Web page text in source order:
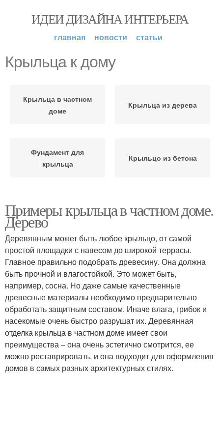
ИДЕИ ДИЗАЙНА ИНТЕРЬЕРА
главная новости статьи
Крыльца к дому
Крыльца в частном
доме
Крыльца из дерева
Фундамент для
крыльца
Крыльцо из бетона
Примеры крыльца в частном доме.
Дерево
Деревянным может быть любое крыльцо, от самой
простой площадки с навесом до широкой террасы.
Главное правильно подобрать древесину. Она должна
быть прочной и влагостойкой. Это может быть,
например, сосна. Но даже самые качественные
древесные материалы необходимо предварительно
обработать защитным составом. Иначе влага, грибок и
насекомые очень быстро разрушат их. Деревянная
отделка крыльца в частном доме имеет свои
преимущества – она очень эстетично смотрится, ее
можно реставрировать, и она подходит для оформления
домов в самых разных архитектурных стилях.